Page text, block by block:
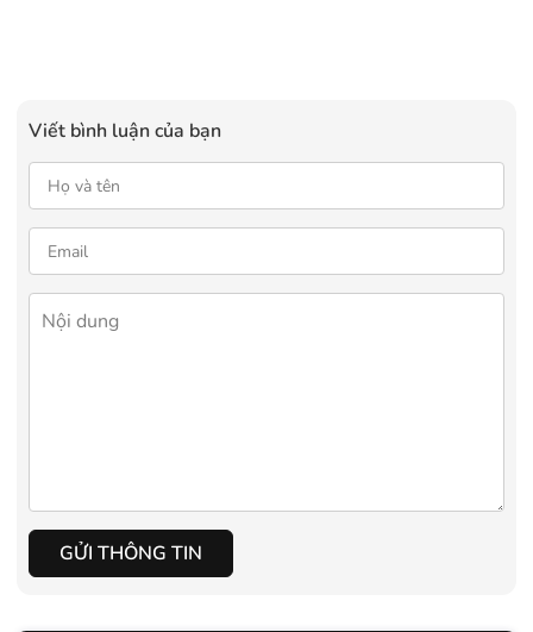
Viết bình luận của bạn
GỬI THÔNG TIN